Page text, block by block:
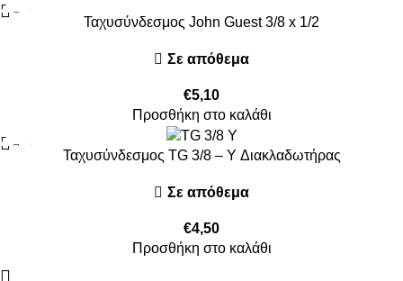
Ταχυσύνδεσμος John Guest 3/8 x 1/2
Σε απόθεμα
€5,10
Προσθήκη στο καλάθι
Ταχυσύνδεσμος TG 3/8 – Y Διακλαδωτήρας
Σε απόθεμα
€4,50
Προσθήκη στο καλάθι